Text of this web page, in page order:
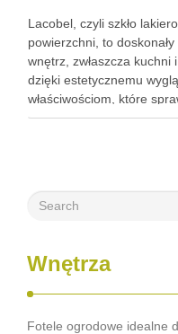
Lacobel, czyli szkło
powierzchni, to
wnętrz, zwłaszcza kuchni
dzięki estetycznemu
właściwościom, które
wyjątkowo trwałe i łatwe
Wnętrza
Fotele ogrodowe idealne